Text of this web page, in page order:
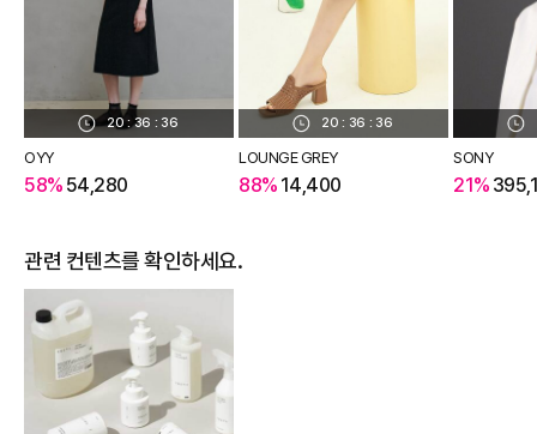
20 : 36 : 36
OYY
58% 54,280
20 : 36 : 36
LOUNGE GREY
88% 14,400
SONY
21%
관련 컨텐츠를 확인하세요.